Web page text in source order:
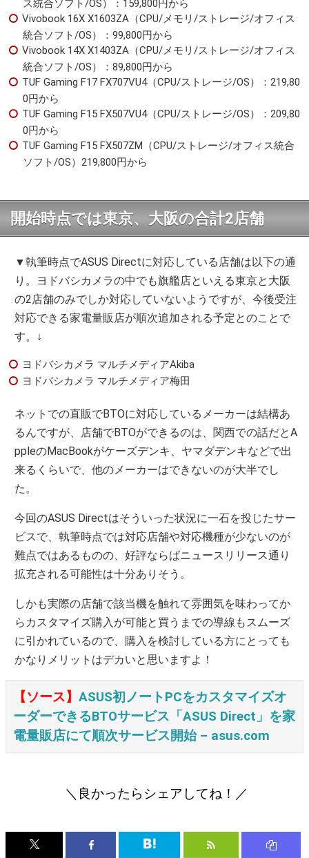
ス統合ソフト/OS）：159,800円から
Vivobook 16X X1603ZA（CPU/メモリ/ストレージ/オフィス
統合ソフト/OS）：99,800円から
Vivobook 14X X1403ZA（CPU/メモリ/ストレージ/オフィス
統合ソフト/OS）：89,800円から
TUF Gaming F17 FX707VU4（CPU/ストレージ/OS）：219,80
0円から
TUF Gaming F15 FX507VU4（CPU/ストレージ/OS）：209,80
0円から
TUF Gaming F15 FX507ZM（CPU/ストレージ/オフィス統合
ソフト/OS）219,800円から
開始時点では東京、大阪の合計2店舗
▼執筆時点でASUS Directに対応している店舗は以下の通
り。ヨドバシカメラの中でも旗艦店といえる東京と大阪
の2店舗のみでしか対応していないようですが、今後受注
対応できる家電量販店が順次追加される予定とのことで
す。↓
ヨドバシカメラ マルチメディアAkiba
ヨドバシカメラ マルチメディア梅田
ネットでの直販でBTOに対応しているメーカーは結構あ
るんですが、店舗でBTOができるのは、関西での話だとA
ppleのMacBookがケーズデンキ、ヤマダデンキなどで出
来るくらいで、他のメーカーはできないのが大半でし
た。
今回のASUS Directはそういった状況に一石を投じたサー
ビスで、執筆時点では対応店舗や対応機種が少ないのが
難点ではあるものの、好評ならばニュースリリース通り
拡充される可能性は十分ありそう。
しかも実際の店舗で該当機を触れて雰囲気を味わってか
らカスタマイズ購入が可能と買うまでの導線もスムーズ
に引かれているので、購入を検討している方にとっても
かなりメリットはデカいと思いますよ！
【ソース】 ASUS初ノートPCをカスタマイズオ
ーダーできるBTOサービス「ASUS Direct」を家
電量販店にて順次サービス開始 – asus.com
＼良かったらシェアしてね！／